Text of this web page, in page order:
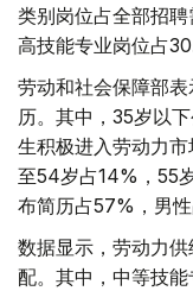
类别岗位占全部招
高技能专业岗位占
劳动和社会保障部
历。其中，35岁以
生积极进入劳动力
至54岁占14%，55
布简历占57%，男性
数据显示，劳动力
配。其中，中等技